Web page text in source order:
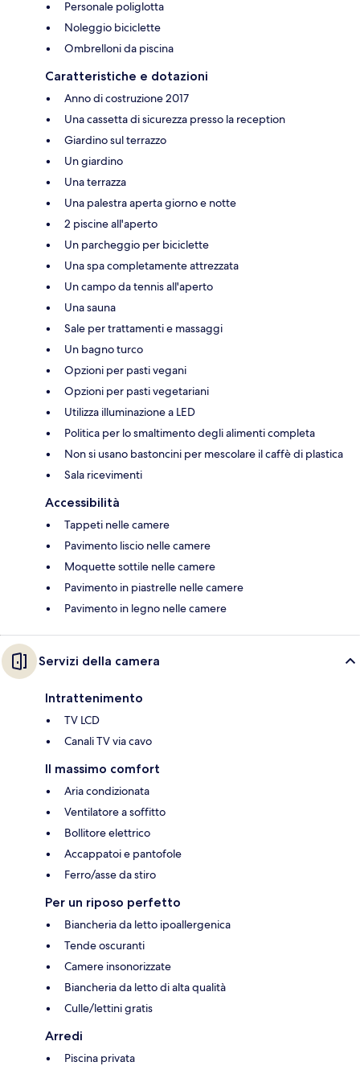
Personale poliglotta
Noleggio biciclette
Ombrelloni da piscina
Caratteristiche e dotazioni
Anno di costruzione 2017
Una cassetta di sicurezza presso la reception
Giardino sul terrazzo
Un giardino
Una terrazza
Una palestra aperta giorno e notte
2 piscine all'aperto
Un parcheggio per biciclette
Una spa completamente attrezzata
Un campo da tennis all'aperto
Una sauna
Sale per trattamenti e massaggi
Un bagno turco
Opzioni per pasti vegani
Opzioni per pasti vegetariani
Utilizza illuminazione a LED
Politica per lo smaltimento degli alimenti completa
Non si usano bastoncini per mescolare il caffè di plastica
Sala ricevimenti
Accessibilità
Tappeti nelle camere
Pavimento liscio nelle camere
Moquette sottile nelle camere
Pavimento in piastrelle nelle camere
Pavimento in legno nelle camere
Servizi della camera
Intrattenimento
TV LCD
Canali TV via cavo
Il massimo comfort
Aria condizionata
Ventilatore a soffitto
Bollitore elettrico
Accappatoi e pantofole
Ferro/asse da stiro
Per un riposo perfetto
Biancheria da letto ipoallergenica
Tende oscuranti
Camere insonorizzate
Biancheria da letto di alta qualità
Culle/lettini gratis
Arredi
Piscina privata